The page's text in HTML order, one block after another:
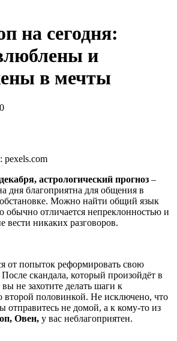
на сегодня:
и
в мечты
pexels.com
астрологический прогноз –
дня благоприятна для общения в
Можно найти общий язык
обычно отличается непреклонностью и
вести никаких разговоров.
от попыток реформировать свою
скандала, который произойдёт в
не захотите делать шаги к
половинкой. Не исключено, что
отправитесь не домой, а к кому-то из
Овен, у вас неблагоприятен.